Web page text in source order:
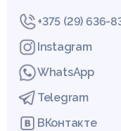
+375 (29) 636-
Instagram
WhatsApp
Telegram
ВКонтакте